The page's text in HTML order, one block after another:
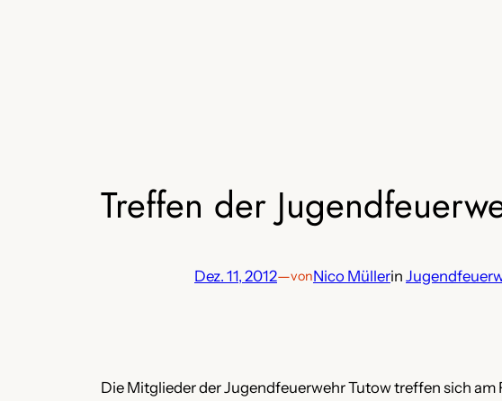
Treffen der
Dez. 11, 2012—vonNico Müllerin
Die Mitglieder der Jugendfeuerwehr Tutow treffen sich am